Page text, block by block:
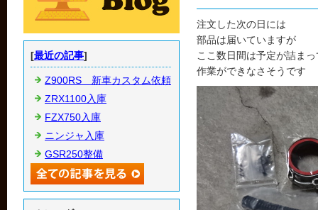
注文した次の日には
部品は届いていますが
ここ数日間は予定が詰ま
作業ができなさそうです
[最近の記事]
Z900RS 新車カスタム依頼
ZRX1100入庫
FZX750入庫
ニンジャ入庫
GSR250整備